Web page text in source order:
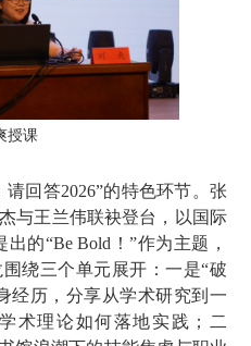
授课
回答2026”的特色环节。张
与王兰伟联袂登台，以国际
的“Be Bold！”作为主题，
绕三个单元展开：一是“破
经历，分享从学术研究到一
术理论如何落地实践；二